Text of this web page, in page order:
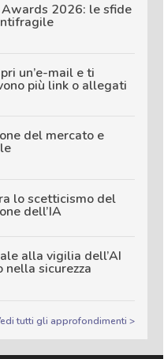
2026: le sfide
un’e-mail e ti
più link o allegati
del mercato e
lo scetticismo del
dell’IA
alla vigilia dell’AI
nella sicurezza
tutti gli approfondimenti >